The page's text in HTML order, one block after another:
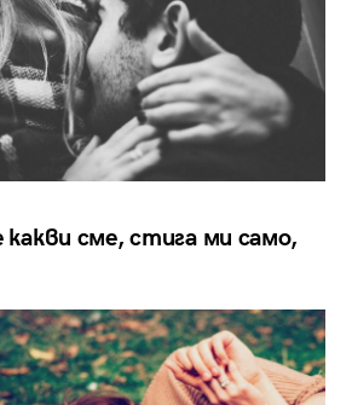
какви сме, стига ми само,